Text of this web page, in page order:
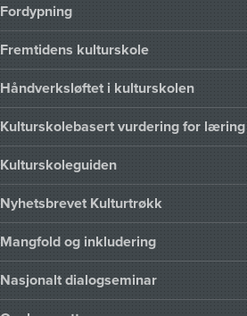
Fordypning
Fremtidens kulturskole
Håndverksløftet i kulturskolen
Kulturskolebasert vurdering for læring
Kulturskoleguiden
Nyhetsbrevet Kulturtrøkk
Mangfold og inkludering
Nasjonalt dialogseminar